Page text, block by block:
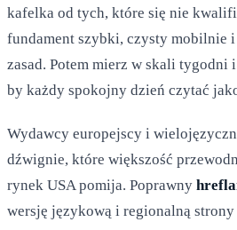
kafelka od tych, które się nie
fundament szybki, czysty mobilnie
zasad. Potem mierz w skali tygodni
by każdy spokojny dzień czytać
Wydawcy europejscy i
dźwignie, które większość
rynek USA pomija. Poprawny
wersję językową i regionalną